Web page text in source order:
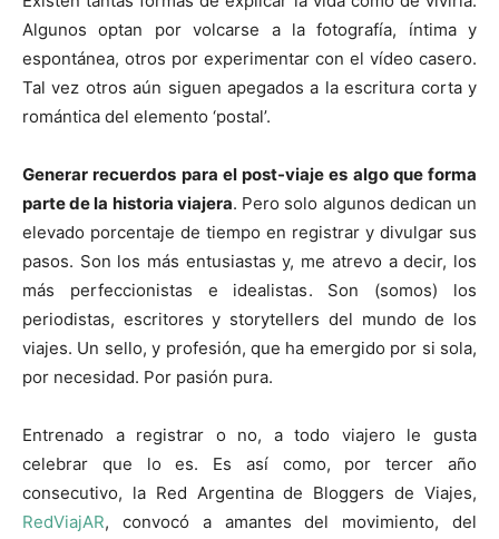
Algunos optan por volcarse a la fotografía, íntima y
espontánea, otros por experimentar con el vídeo casero.
Tal vez otros aún siguen apegados a la escritura corta y
romántica del elemento ‘postal’.
Generar recuerdos para el post-viaje es algo que forma
parte de la historia viajera. Pero solo algunos dedican un
elevado porcentaje de tiempo en registrar y divulgar sus
pasos. Son los más entusiastas y, me atrevo a decir, los
más perfeccionistas e idealistas. Son (somos) los
periodistas, escritores y storytellers del mundo de los
viajes. Un sello, y profesión, que ha emergido por si sola,
por necesidad. Por pasión pura.
Entrenado a registrar o no, a todo viajero le gusta
celebrar que lo es. Es así como, por tercer año
consecutivo, la Red Argentina de Bloggers de Viajes,
RedViajAR, convocó a amantes del movimiento, del